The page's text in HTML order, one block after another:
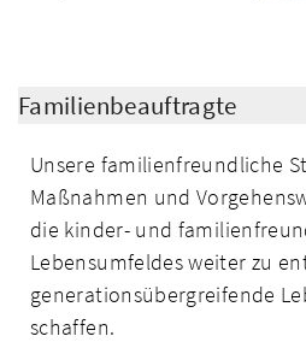
Familienbeauftragte
Unsere familienfreundliche
Maßnahmen und
die kinder- und
Lebensumfeldes weiter zu
generationsübergreifende
schaffen.